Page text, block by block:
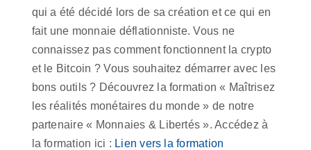
qui a été décidé lors de sa création et ce qui en
fait une monnaie déflationniste. Vous ne
connaissez pas comment fonctionnent la crypto
et le Bitcoin ? Vous souhaitez démarrer avec les
bons outils ? Découvrez la formation « Maîtrisez
les réalités monétaires du monde » de notre
partenaire « Monnaies & Libertés ». Accédez à
la formation ici : Lien vers la formation